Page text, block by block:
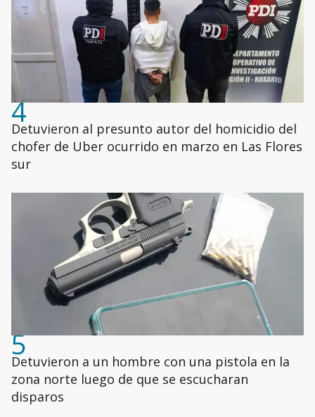
4
Detuvieron al presunto autor del homicidio del
chofer de Uber ocurrido en marzo en Las Flores
sur
5
Detuvieron a un hombre con una pistola en la
zona norte luego de que se escucharan
disparos